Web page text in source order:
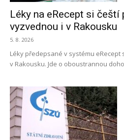
Léky na eRecept si čeští
vyzvednou i v Rakousku
5. 8. 2026
Léky předepsané v systému eRecept
v Rakousku. Jde o oboustrannou